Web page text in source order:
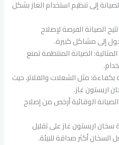
إلى تنظيم استخدام الغاز بشكل
الصيانة الفرصة لإصلاح
إلى مشاكل كبيرة.
الصيانة المنتظمة تمنع
مثل الشعلات والفلاتر، حيث
اريستون غاز.
الوقائية أرخص من إصلاح
سخان اريستون غاز على تقليل
السخان أكثر صداقة للبيئة.